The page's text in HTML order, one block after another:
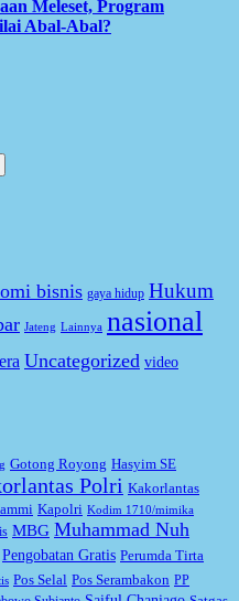
Meleset, Program
Abal-Abal?
bisnis gaya hidup Hukum
Jateng Lainnya nasional
Uncategorized video
Gotong Royong Hasyim SE
Polri Kakorlantas
Kapolri Kodim 1710/mimika
MBG Muhammad Nuh
Pengobatan Gratis Perumda Tirta
Pos Selal Pos Serambakon PP